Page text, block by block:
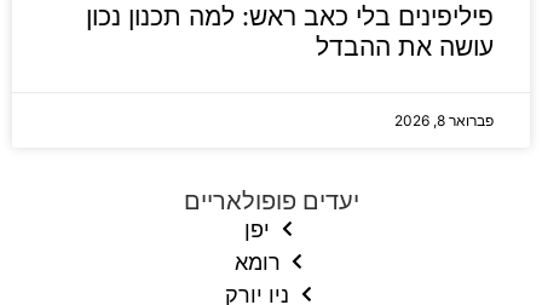
פיליפינים בלי כאב ראש: למה תכנון נכון
עושה את ההבדל
פברואר 8, 2026
יעדים פופולאריים
יפן
רומא
ניו יורק